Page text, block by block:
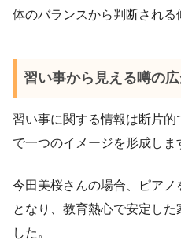
体のバランスから判断される
習い事から見える噂の
習い事に関する情報は断片
で一つのイメージを形成しま
今田美桜さんの場合、ピア
となり、教育熱心で安定し
した。